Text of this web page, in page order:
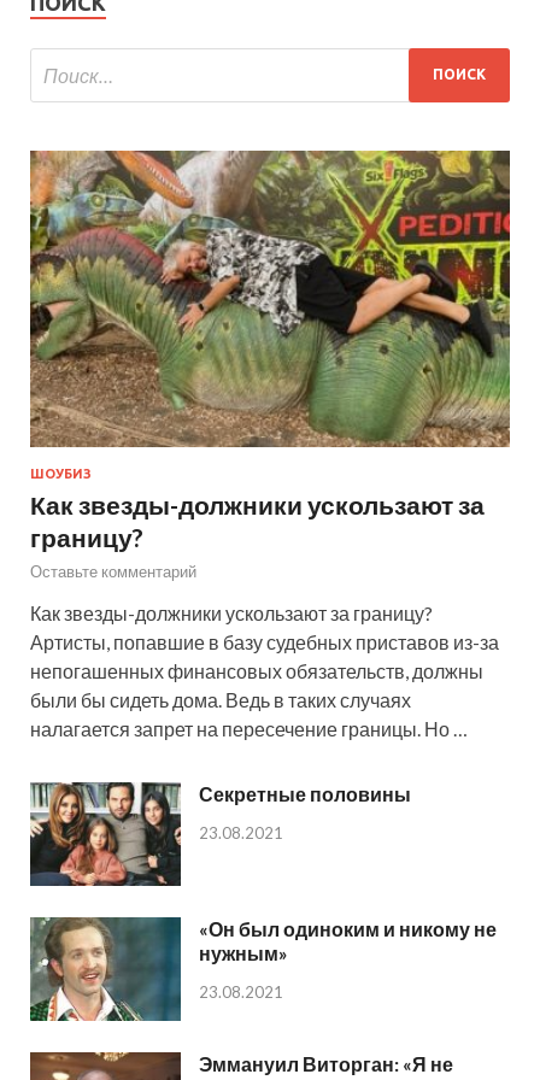
ШОУБИЗ
Как звезды-должники ускользают за
границу?
Оставьте комментарий
Как звезды-должники ускользают за границу?
Артисты, попавшие в базу судебных приставов из-за
непогашенных финансовых обязательств, должны
были бы сидеть дома. Ведь в таких случаях
налагается запрет на пересечение границы. Но …
Секретные половины
23.08.2021
«Он был одиноким и никому не
нужным»
23.08.2021
Эммануил Виторган: «Я не